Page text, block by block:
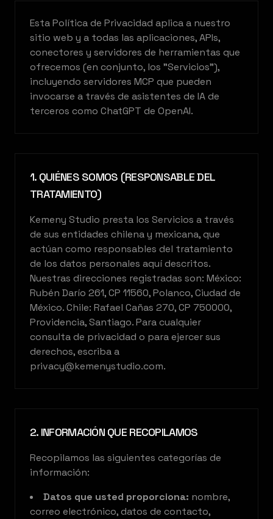
Esta Política de Privacidad aplica a nuestro
sitio web y a todas las aplicaciones, APIs,
conectores y servidores de herramientas que
ofrecemos (en conjunto, los "Servicios"),
incluyendo servidores MCP que pueden
invocarse a través de asistentes de IA de
terceros como ChatGPT de OpenAI.
1. QUIÉNES SOMOS (RESPONSABLE DEL
TRATAMIENTO)
Kemeny Studio presta los Servicios a través
de sus entidades chilena y mexicana, que
actúan como responsables del tratamiento
de los datos personales aquí descritos.
Nuestras direcciones registradas son: México:
Rubén Darío 261, CP 11560, Polanco, Ciudad de
México. Chile: Rafael Cañas 270, CP 750000,
Providencia, Santiago. Para cualquier
consulta de privacidad o para ejercer sus
derechos, escriba a
privacy@kemenystudio.com.
2. INFORMACIÓN QUE RECOPILAMOS
Recopilamos las siguientes categorías de
información:
Datos que usted proporciona: nombre,
correo electrónico, datos de contacto,